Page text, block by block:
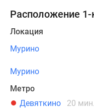
поселки
Ленинградской
Готовые
поселки
Строящиеся
Расположение
Локация
Мурино
Мурино
Метро
Девяткино
20 мин.